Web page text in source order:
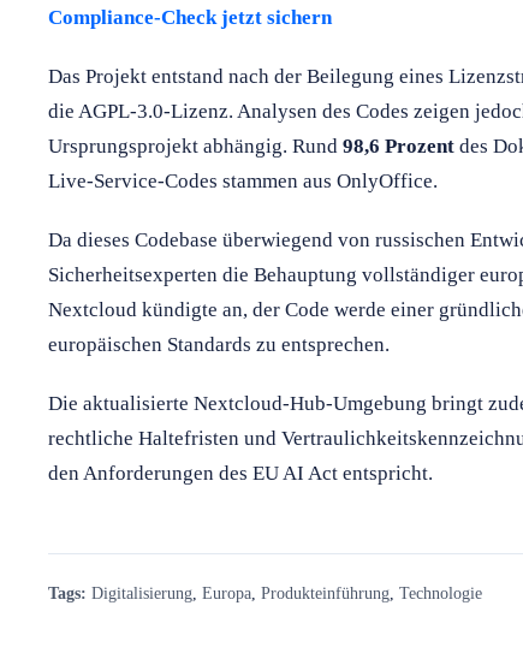
Compliance-Check jetzt sichern
Das Projekt entstand nach der Beilegung eines
die AGPL-3.0-Lizenz. Analysen des Codes zeigen
Ursprungsprojekt abhängig. Rund 98,6 Prozent des
Live-Service-Codes stammen aus OnlyOffice.
Da dieses Codebase überwiegend von russischen
Sicherheitsexperten die Behauptung vollständiger
Nextcloud kündigte an, der Code werde einer
europäischen Standards zu entsprechen.
Die aktualisierte Nextcloud-Hub-Umgebung bringt
rechtliche Haltefristen und
den Anforderungen des EU AI Act entspricht.
Tags: Digitalisierung Europa Produkteinführung Technologie